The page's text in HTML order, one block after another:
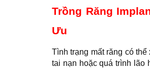
Trồng Răng
Ưu
Tình trạng mất răng có
tai nạn hoặc quá trình lão